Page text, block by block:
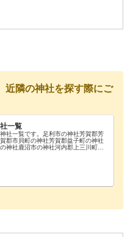
近隣の神社を探す際にご
一覧
社一覧です。足利市の神社芳賀郡芳
郡市貝町の神社芳賀郡益子町の神社
神社鹿沼市の神社河内郡上三川町の